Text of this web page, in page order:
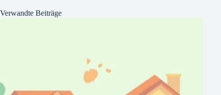
Verwandte Beiträge